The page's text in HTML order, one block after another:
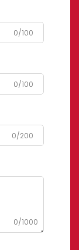
0/100
0/100
0/200
0/1000